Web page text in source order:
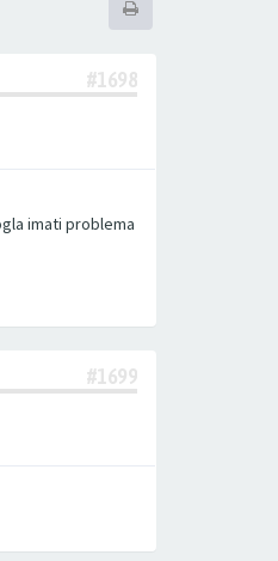
#1698
imati problema
#1699